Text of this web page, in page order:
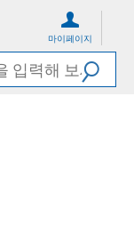
마이페이지